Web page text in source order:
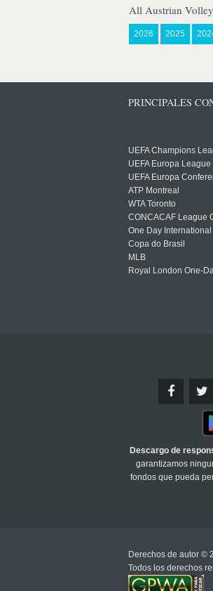
All Austrian
2026 2025
PRINCIPALES
UEFA Champions
UEFA Europa League
UEFA Europa
ATP Montreal
WTA Toronto
CONCACAF League
One Day International
Copa do Brasil
MLB
Royal London One-
Descargo de
garantizamos
fondos que pueda
Derechos de autor ©
Todos los derechos